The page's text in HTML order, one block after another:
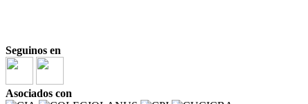
Seguinos en
Asociados con